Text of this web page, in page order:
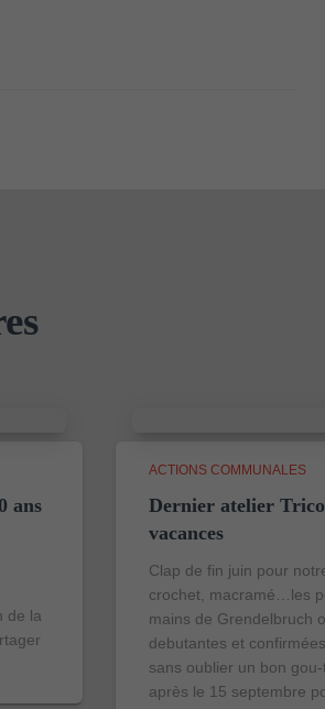
ans
de la
ACTIONS COMMUNALES
Dernier atelier
vacances
Clap de fin juin pour
crochet, macramé…les
mains de Grendelbruch
debutantes et
sans oublier un bon
après le 15 septembre